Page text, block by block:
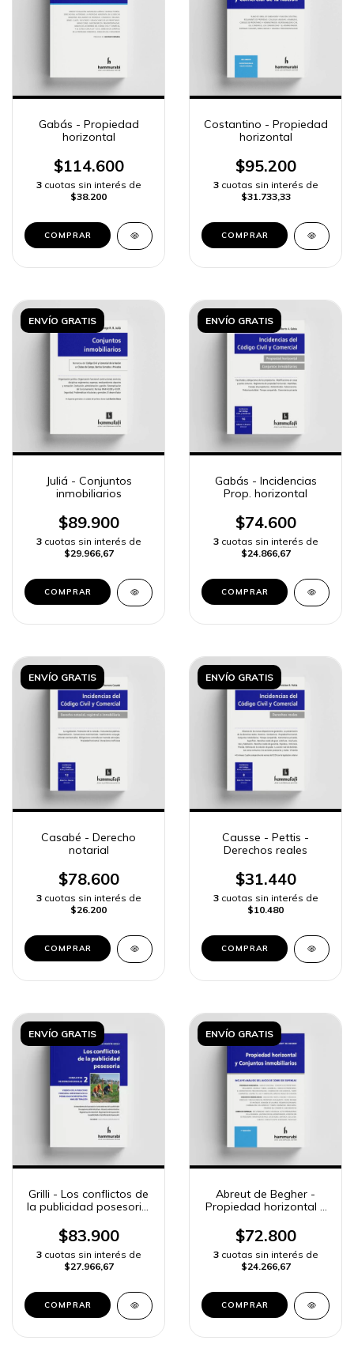
Gabás - Propiedad
horizontal
$114.600
3 cuotas sin interés de
$38.200
COMPRAR
Costantino - Propiedad
horizontal
$95.200
3 cuotas sin interés de
$31.733,33
COMPRAR
ENVÍO GRATIS
Juliá - Conjuntos
inmobiliarios
$89.900
3 cuotas sin interés de
$29.966,67
COMPRAR
ENVÍO GRATIS
Gabás - Incidencias
Prop. horizontal
$74.600
3 cuotas sin interés de
$24.866,67
COMPRAR
ENVÍO GRATIS
Casabé - Derecho
notarial
$78.600
3 cuotas sin interés de
$26.200
COMPRAR
ENVÍO GRATIS
Causse - Pettis -
Derechos reales
$31.440
3 cuotas sin interés de
$10.480
COMPRAR
ENVÍO GRATIS
Grilli - Los conflictos de
la publicidad posesoria,
$83.900
3 cuotas sin interés de
$27.966,67
COMPRAR
ENVÍO GRATIS
Abreut de Begher -
Propiedad horizontal y
$72.800
3 cuotas sin interés de
$24.266,67
COMPRAR